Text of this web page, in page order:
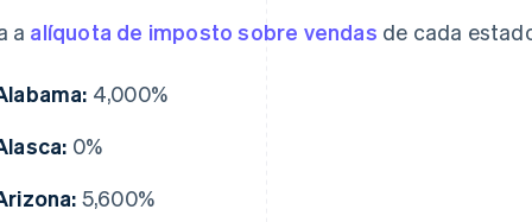
a alíquota de imposto sobre vendas de cada
4,000%
0%
5,600%